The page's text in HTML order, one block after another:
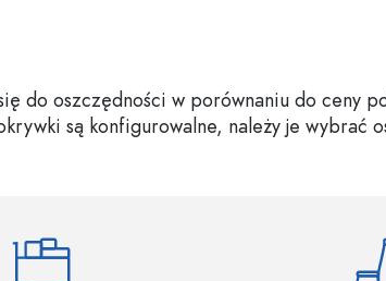
do oszczędności w porównaniu do ceny
są konfigurowalne, należy je wybrać